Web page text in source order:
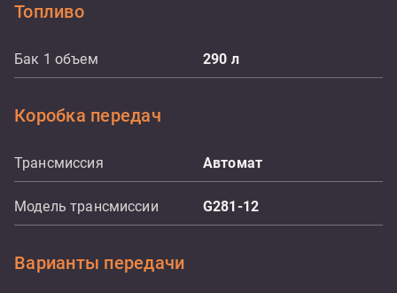
Топливо
Бак 1 объем 290 л
Коробка передач
Трансмиссия Aвтомат
Модель трансмиссии G281-12
Варианты передачи